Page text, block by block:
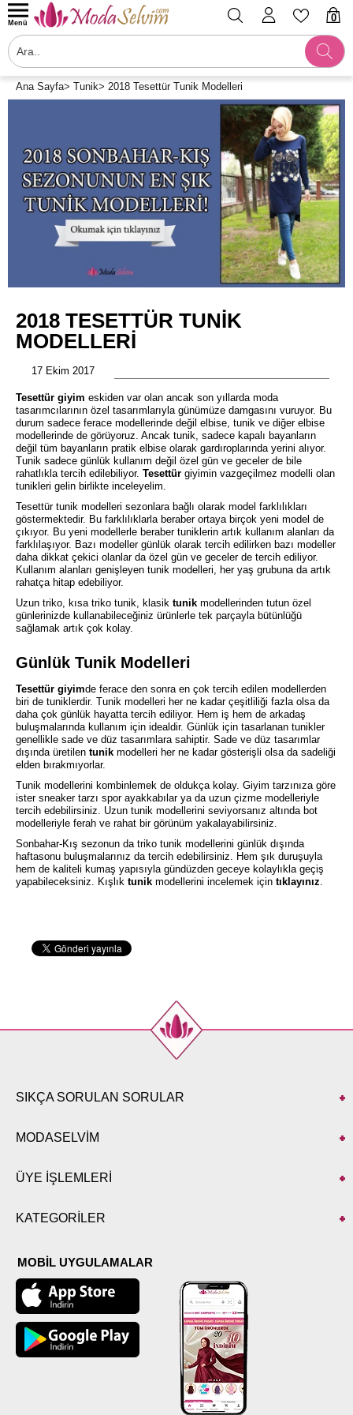
0
Menü
Ana Sayfa> Tunik> 2018 Tesettür Tunik Modelleri
2018 TESETTÜR TUNIK
MODELLERI
17 Ekim 2017
Tesettür giyim eskiden var olan ancak son yıllarda moda
tasarımcılarının özel tasarımlarıyla günümüze damgasını vuruyor. Bu
durum sadece ferace modellerinde değil elbise, tunik ve diğer elbise
modellerinde de görüyoruz. Ancak tunik, sadece kapalı bayanların
değil tüm bayanların pratik elbise olarak gardıroplarında yerini alıyor.
Tunik sadece günlük kullanım değil özel gün ve geceler de bile
rahatlıkla tercih edilebiliyor. Tesettür giyimin vazgeçilmez modelli olan
tunikleri gelin birlikte inceleyelim.
Tesettür tunik modelleri sezonlara bağlı olarak model farklılıkları
göstermektedir. Bu farklılıklarla beraber ortaya birçok yeni model de
çıkıyor. Bu yeni modellerle beraber tuniklerin artık kullanım alanları da
farklılaşıyor. Bazı modeller günlük olarak tercih edilirken bazı modeller
daha dikkat çekici olanlar da özel gün ve geceler de tercih ediliyor.
Kullanım alanları genişleyen tunik modelleri, her yaş grubuna da artık
rahatça hitap edebiliyor.
Uzun triko, kısa triko tunik, klasik tunik modellerinden tutun özel
günlerinizde kullanabileceğiniz ürünlerle tek parçayla bütünlüğü
sağlamak artık çok kolay.
Günlük Tunik Modelleri
Tesettür giyimde ferace den sonra en çok tercih edilen modellerden
biri de tuniklerdir. Tunik modelleri her ne kadar çeşitliliği fazla olsa da
daha çok günlük hayatta tercih ediliyor. Hem iş hem de arkadaş
buluşmalarında kullanım için idealdir. Günlük için tasarlanan tunikler
genellikle sade ve düz tasarımlara sahiptir. Sade ve düz tasarımlar
dışında üretilen tunik modelleri her ne kadar gösterişli olsa da sadeliği
elden bırakmıyorlar.
Tunik modellerini kombinlemek de oldukça kolay. Giyim tarzınıza göre
ister sneaker tarzı spor ayakkabılar ya da uzun çizme modelleriyle
tercih edebilirsiniz. Uzun tunik modellerini seviyorsanız altında bot
modelleriyle ferah ve rahat bir görünüm yakalayabilirsiniz.
Sonbahar-Kış sezonun da triko tunik modellerini günlük dışında
haftasonu buluşmalarınız da tercih edebilirsiniz. Hem şık duruşuyla
hem de kaliteli kumaş yapısıyla gündüzden geceye kolaylıkla geçiş
yapabileceksiniz. Kışlık tunik modellerini incelemek için tıklayınız
SIKÇA SORULAN SORULAR
MODASELVİM
ÜYE İŞLEMLERİ
KATEGORİLER
MOBİL UYGULAMALAR